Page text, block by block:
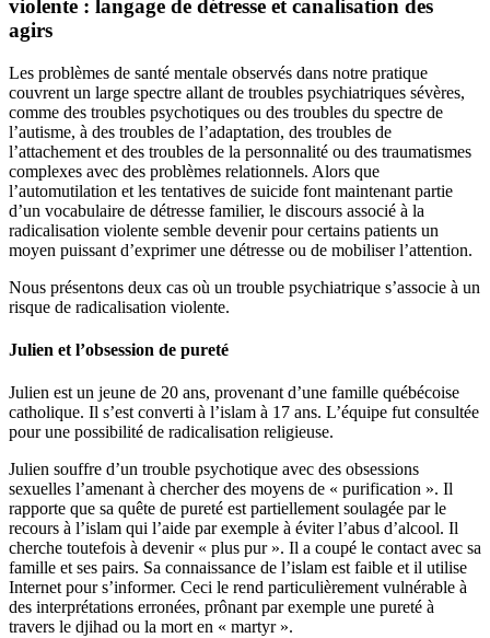
violente : langage de détresse et canalisation des
agirs
Les problèmes de santé mentale observés dans notre pratique
couvrent un large spectre allant de troubles psychiatriques sévères,
comme des troubles psychotiques ou des troubles du spectre de
l’autisme, à des troubles de l’adaptation, des troubles de
l’attachement et des troubles de la personnalité ou des traumatismes
complexes avec des problèmes relationnels. Alors que
l’automutilation et les tentatives de suicide font maintenant partie
d’un vocabulaire de détresse familier, le discours associé à la
radicalisation violente semble devenir pour certains patients un
moyen puissant d’exprimer une détresse ou de mobiliser l’attention.
Nous présentons deux cas où un trouble psychiatrique s’associe à un
risque de radicalisation violente.
Julien et l’obsession de pureté
Julien est un jeune de 20 ans, provenant d’une famille québécoise
catholique. Il s’est converti à l’islam à 17 ans. L’équipe fut consultée
pour une possibilité de radicalisation religieuse.
Julien souffre d’un trouble psychotique avec des obsessions
sexuelles l’amenant à chercher des moyens de « purification ». Il
rapporte que sa quête de pureté est partiellement soulagée par le
recours à l’islam qui l’aide par exemple à éviter l’abus d’alcool. Il
cherche toutefois à devenir « plus pur ». Il a coupé le contact avec sa
famille et ses pairs. Sa connaissance de l’islam est faible et il utilise
Internet pour s’informer. Ceci le rend particulièrement vulnérable à
des interprétations erronées, prônant par exemple une pureté à
travers le djihad ou la mort en « martyr ».